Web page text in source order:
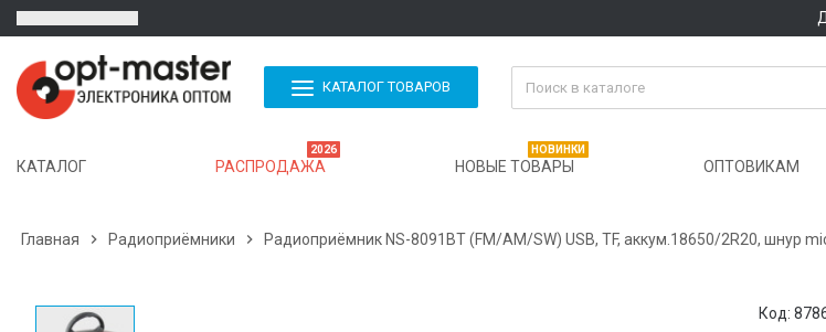
КАТАЛОГ ТОВАРОВ
КАТАЛОГ РАСПРОДАЖА
2026
НОВЫЕ ТОВАРЫ
НОВИНКИ
ОПТОВИКАМ
Главная  Радиоприёмники  Радиоприёмник NS-8091BT (FM/AM/SW) USB, TF, аккум.18650/2R20, шнур
Код: